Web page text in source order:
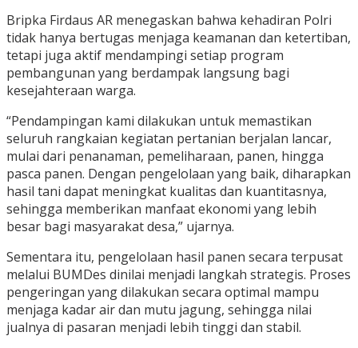
Bripka Firdaus AR menegaskan bahwa kehadiran Polri
tidak hanya bertugas menjaga keamanan dan ketertiban,
tetapi juga aktif mendampingi setiap program
pembangunan yang berdampak langsung bagi
kesejahteraan warga.
“Pendampingan kami dilakukan untuk memastikan
seluruh rangkaian kegiatan pertanian berjalan lancar,
mulai dari penanaman, pemeliharaan, panen, hingga
pasca panen. Dengan pengelolaan yang baik, diharapkan
hasil tani dapat meningkat kualitas dan kuantitasnya,
sehingga memberikan manfaat ekonomi yang lebih
besar bagi masyarakat desa,” ujarnya.
Sementara itu, pengelolaan hasil panen secara terpusat
melalui BUMDes dinilai menjadi langkah strategis. Proses
pengeringan yang dilakukan secara optimal mampu
menjaga kadar air dan mutu jagung, sehingga nilai
jualnya di pasaran menjadi lebih tinggi dan stabil.